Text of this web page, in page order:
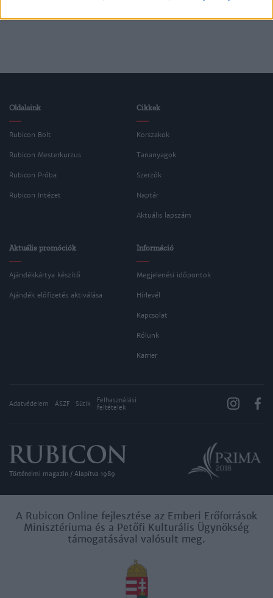
Oldalaink
Rubicon Bolt
Rubicon Mesterkurzus
Rubicon Próba
Rubicon Intézet
Cikkek
Korszakok
Tananyagok
Szerzők
Naptár
Aktuális lapszám
Aktuális promóciók
Ajándékkártya készítő
Ajándék előfizetés aktiválása
Információ
Megjelenési időpontok
Hírlevél
Kapcsolat
Rólunk
Karrier
Adatvédelem ÁSZF Sütik
Felhasználási
feltételek
Történelmi magazin / Alapítva 1989
A Rubicon Online fejlesztése az Emberi Erőforrások
Minisztériuma és a Petőfi Kulturális Ügynökség
támogatásával valósult meg.